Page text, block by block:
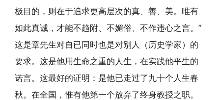
极目的，则在于追求更高层次的真、善、美。唯有
如此真诚，才能不趋附、不媚俗、不作违心之言。”
这是章先生对自已同时也是对别人（历史学家）的
要求。这是他用生命之重的人生，在实践他平生的
诺言。这最好的证明：是他已走过了九十个人生春
秋。在全国，惟有他第一个放弃了终身教授之职。